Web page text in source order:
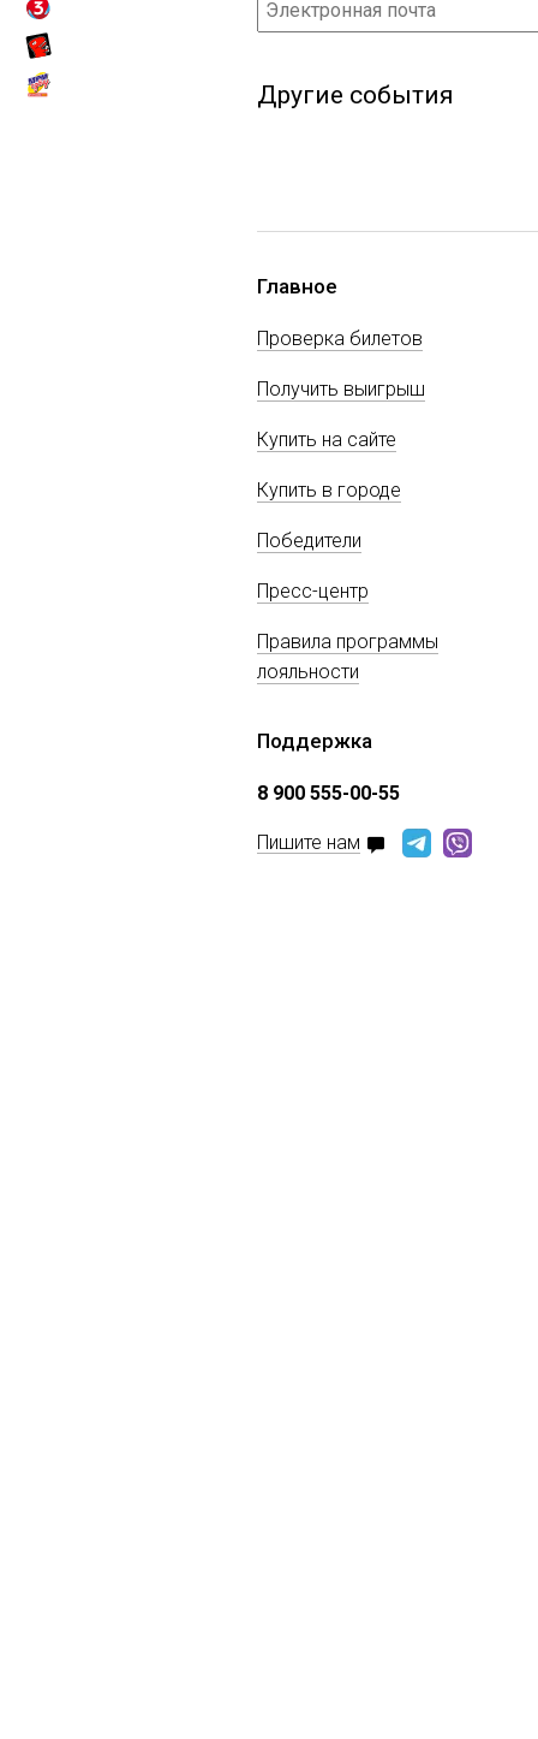
Другие события
Главное
Проверка билетов
Получить выигрыш
Купить на сайте
Купить в городе
Победители
Пресс-центр
Правила программы
лояльности
Поддержка
8 900 555-00-55
Пишите нам